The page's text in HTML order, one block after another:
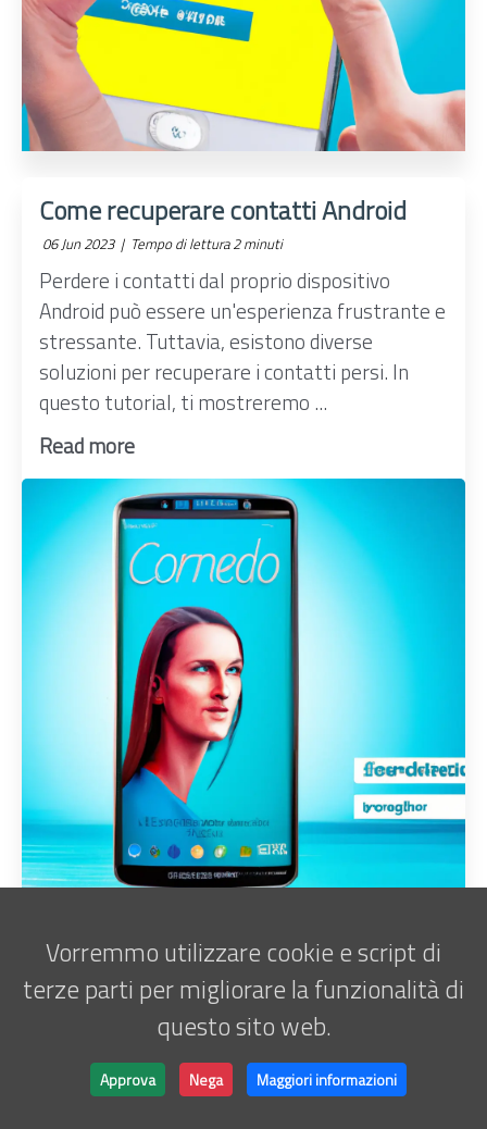
Come recuperare contatti Android
06 Jun 2023 | Tempo di lettura 2 minuti
Perdere i contatti dal proprio dispositivo
Android può essere un'esperienza frustrante e
stressante. Tuttavia, esistono diverse
soluzioni per recuperare i contatti persi. In
questo tutorial, ti mostreremo ...
Read more
Iscriviti alla newsletter
Marco Antani • © 2025 •ATATOR
Powered byHugo&Lightbi.Made with ❤ byBino
Vorremmo utilizzare cookie e script di
terze parti per migliorare la funzionalità di
questo sito web.
Approva Nega Maggiori informazioni